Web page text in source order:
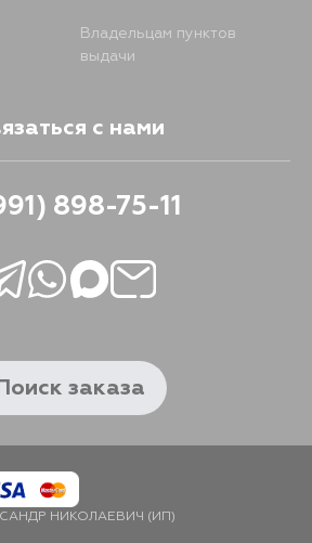
Владельцам пунктов
выдачи
с нами
898-75-11
Поиск заказа
НИКОЛАЕВИЧ (ИП)